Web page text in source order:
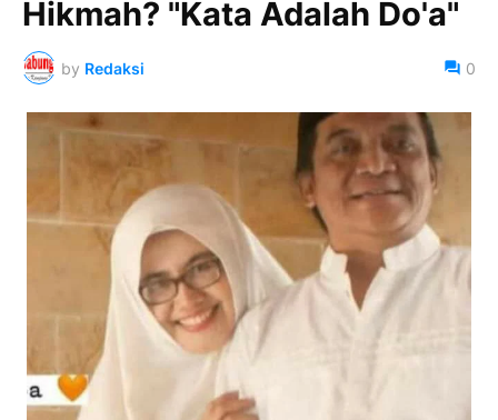
Hikmah? "Kata Adalah Do'a"
by Redaksi 0